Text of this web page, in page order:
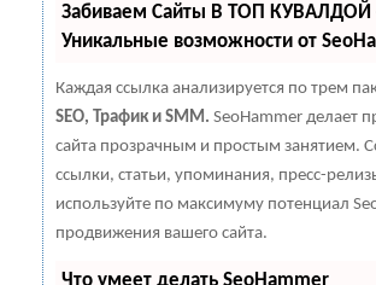
Забиваем Сайты В ТОП КУВАЛДОЙ
Уникальные возможности от
Каждая ссылка анализируется по трем
SEO, Трафик и SMM. SeoHammer делает
сайта прозрачным и простым занятием.
ссылки, статьи, упоминания, пресс-
используйте по максимуму потенциал
продвижения вашего сайта.
Что умеет делать SeoHammer